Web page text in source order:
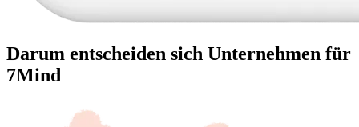
Darum entscheiden sich Unternehmen für
7Mind